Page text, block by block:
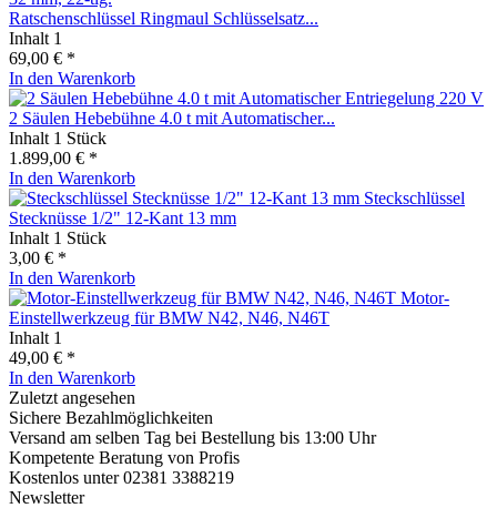
Ratschenschlüssel Ringmaul Schlüsselsatz...
Inhalt 1
69,00 € *
In den Warenkorb
2 Säulen Hebebühne 4.0 t mit Automatischer...
Inhalt 1 Stück
1.899,00 € *
In den Warenkorb
Steckschlüssel
Stecknüsse 1/2" 12-Kant 13 mm
Inhalt 1 Stück
3,00 € *
In den Warenkorb
Motor-
Einstellwerkzeug für BMW N42, N46, N46T
Inhalt 1
49,00 € *
In den Warenkorb
Zuletzt angesehen
Sichere Bezahlmöglichkeiten
Versand am selben Tag bei Bestellung bis 13:00 Uhr
Kompetente Beratung von Profis
Kostenlos unter 02381 3388219
Newsletter